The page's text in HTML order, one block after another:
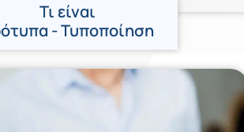
Τι είναι
- Τυποποίηση